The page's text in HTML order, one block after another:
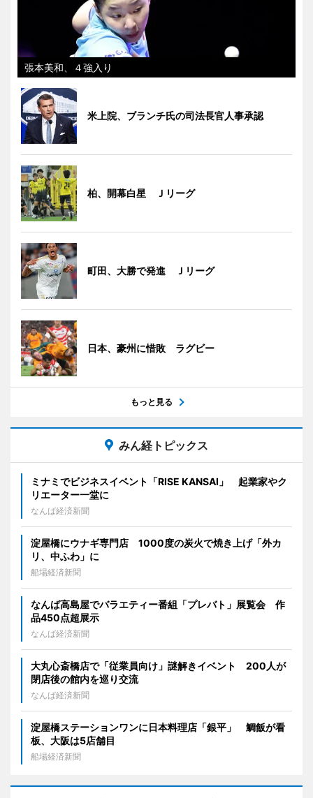
張本美和、４強入り
米上院、ブランチ氏の司法長官人事承認
柏、開幕白星 Ｊリーグ
町田、大勝で発進 Ｊリーグ
日本、豪州に惜敗 ラグビー
もっと見る
みん経トピックス
ミナミでビジネスイベント「RISE KANSAI」 起業家やク
リエーター一堂に
なんば経済新聞
淀屋橋にウナギ専門店 1000度の炭火で焼き上げ「外カ
リ、中ふわ」に
船場経済新聞
なんば高島屋でバラエティー番組「プレバト」展覧会 作
品450点超展示
なんば経済新聞
大丸心斎橋店で「従業員向け」謎解きイベント 200人が
閉店後の館内を巡り交流
なんば経済新聞
淀屋橋ステーションワンに日本料理店「銀平」 鯛飯が看
板、大阪は5店舗目
船場経済新聞